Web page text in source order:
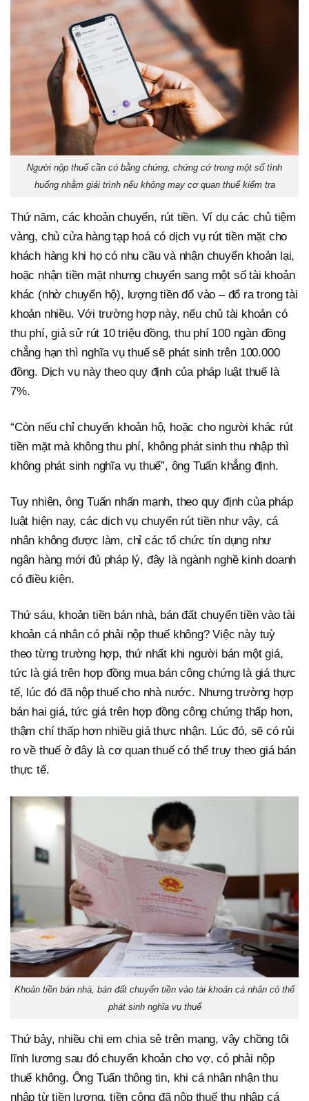
Người nộp thuế cần có bằng chứng, chứng cớ trong một số tình
huống nhằm giải trình nếu không may cơ quan thuế kiểm tra
Thứ năm, các khoản chuyển, rút tiền. Ví dụ các chủ tiệm
vàng, chủ cửa hàng tạp hoá có dịch vụ rút tiền mặt cho
khách hàng khi họ có nhu cầu và nhận chuyển khoản lại,
hoặc nhận tiền mặt nhưng chuyển sang một số tài khoản
khác (nhờ chuyển hộ), lượng tiền đổ vào – đổ ra trong tài
khoản nhiều. Với trường hợp này, nếu chủ tài khoản có
thu phí, giả sử rút 10 triệu đồng, thu phí 100 ngàn đồng
chẳng hạn thì nghĩa vụ thuế sẽ phát sinh trên 100.000
đồng. Dịch vụ này theo quy định của pháp luật thuế là
7%.
“Còn nếu chỉ chuyển khoản hộ, hoặc cho người khác rút
tiền mặt mà không thu phí, không phát sinh thu nhập thì
không phát sinh nghĩa vụ thuế”, ông Tuấn khẳng định.
Tuy nhiên, ông Tuấn nhấn mạnh, theo quy định của pháp
luật hiện nay, các dịch vụ chuyển rút tiền như vậy, cá
nhân không được làm, chỉ các tổ chức tín dụng như
ngân hàng mới đủ pháp lý, đây là ngành nghề kinh doanh
có điều kiện.
Thứ sáu, khoản tiền bán nhà, bán đất chuyển tiền vào tài
khoản cá nhân có phải nộp thuế không? Việc này tuỳ
theo từng trường hợp, thứ nhất khi người bán một giá,
tức là giá trên hợp đồng mua bán công chứng là giá thực
tế, lúc đó đã nộp thuế cho nhà nước. Nhưng trường hợp
bán hai giá, tức giá trên hợp đồng công chứng thấp hơn,
thậm chí thấp hơn nhiều giá thực nhận. Lúc đó, sẽ có rủi
ro về thuế ở đây là cơ quan thuế có thể truy theo giá bán
thực tế.
Khoản tiền bán nhà, bán đất chuyển tiền vào tài khoản cá nhân có thể
phát sinh nghĩa vụ thuế
Thứ bảy, nhiều chị em chia sẻ trên mạng, vậy chồng tôi
lĩnh lương sau đó chuyển khoản cho vợ, có phải nộp
thuế không. Ông Tuấn thông tin, khi cá nhân nhận thu
nhập từ tiền lương, tiền công đã nộp thuế thu nhập cá